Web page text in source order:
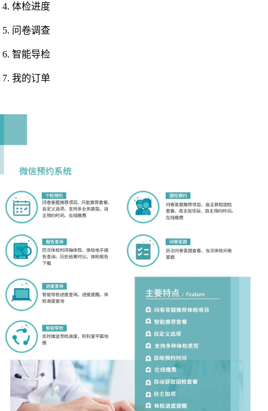
体检进度
问卷调查
智能导检
我的订单